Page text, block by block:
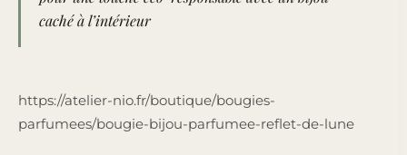
caché à l’intérieur
https://atelier-nio.fr/boutique/bougies-
parfumees/bougie-bijou-parfumee-reflet-de-lune